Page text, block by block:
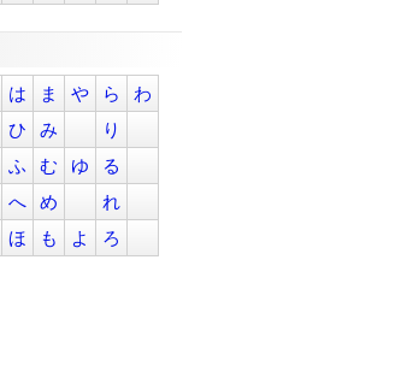
は ま や ら
わ
ひ み
り
ふ む ゆ
る
へ め
れ
ほ も よ ろ